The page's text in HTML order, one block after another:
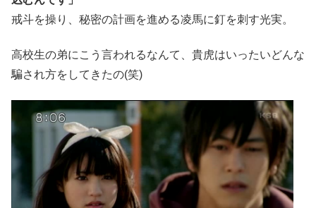
戒斗を操り、秘密の計画を進める凌馬に釘を刺す光実。
高校生の弟にこう言われるなんて、貴虎はいったいどんな
騙され方をしてきたの(笑)